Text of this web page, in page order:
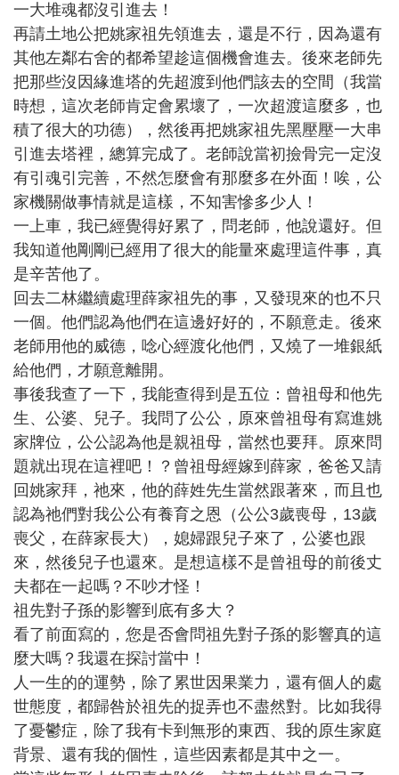
一大堆魂都沒引進去！
再請土地公把姚家祖先領進去，還是不行，因為還有
其他左鄰右舍的都希望趁這個機會進去。後來老師先
把那些沒因緣進塔的先超渡到他們該去的空間（我當
時想，這次老師肯定會累壞了，一次超渡這麼多，也
積了很大的功德），然後再把姚家祖先黑壓壓一大串
引進去塔裡，總算完成了。老師說當初撿骨完一定沒
有引魂引完善，不然怎麼會有那麼多在外面！唉，公
家機關做事情就是這樣，不知害慘多少人！
一上車，我已經覺得好累了，問老師，他說還好。但
我知道他剛剛已經用了很大的能量來處理這件事，真
是辛苦他了。
回去二林繼續處理薛家祖先的事，又發現來的也不只
一個。他們認為他們在這邊好好的，不願意走。後來
老師用他的威德，唸心經渡化他們，又燒了一堆銀紙
給他們，才願意離開。
事後我查了一下，我能查得到是五位：曾祖母和他先
生、公婆、兒子。我問了公公，原來曾祖母有寫進姚
家牌位，公公認為他是親祖母，當然也要拜。原來問
題就出現在這裡吧！？曾祖母經嫁到薛家，爸爸又請
回姚家拜，祂來，他的薛姓先生當然跟著來，而且也
認為祂們對我公公有養育之恩（公公3歲喪母，13歲
喪父，在薛家長大），媳婦跟兒子來了，公婆也跟
來，然後兒子也還來。是想這樣不是曾祖母的前後丈
夫都在一起嗎？不吵才怪！
祖先對子孫的影響到底有多大？
看了前面寫的，您是否會問祖先對子孫的影響真的這
麼大嗎？我還在探討當中！
人一生的的運勢，除了累世因果業力，還有個人的處
世態度，都歸咎於祖先的捉弄也不盡然對。比如我得
了憂鬱症，除了我有卡到無形的東西、我的原生家庭
背景、還有我的個性，這些因素都是其中之一。